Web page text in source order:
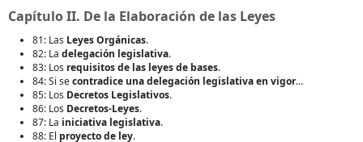
Capítulo II. De la Elaboración de las Leyes
81: Las Leyes Orgánicas.
82: La delegación legislativa.
83: Los requisitos de las leyes de bases.
84: Si secontradice una delegación legislativa en vigor...
85: Los Decretos Legislativos.
86: Los Decretos-Leyes.
87: La iniciativa legislativa.
88: El proyecto de ley.